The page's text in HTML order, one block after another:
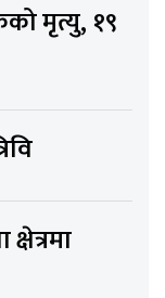
मृत्यु, १९